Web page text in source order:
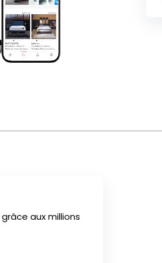
grâce aux millions